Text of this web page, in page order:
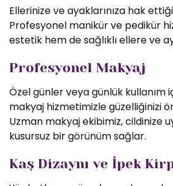
Ellerinize ve ayaklarınıza hak
Profesyonel manikür ve pedikür
estetik hem de sağlıklı ellere ve
Profesyonel Makyaj
Özel günler veya günlük kullanım
makyaj hizmetimizle güzelliğinizi
Uzman makyaj ekibimiz, cildinize
kusursuz bir görünüm sağlar.
Kaş Dizaynı ve İpek